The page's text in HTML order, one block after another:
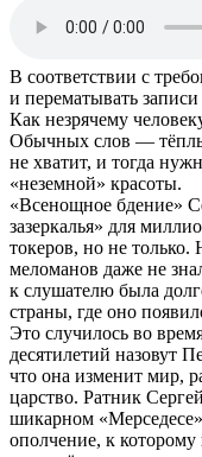
В соответствии с
и перематывать
Как незрячему
Обычных слов —
не хватит, и тогда
«неземной» красоты.
«Всенощное бдение»
зазеркалья» для
токеров, но не только.
меломанов даже не
к слушателю была
страны, где оно
Это случилось во
десятилетий назовут
что она изменит мир,
царство. Ратник
шикарном
ополчение, к